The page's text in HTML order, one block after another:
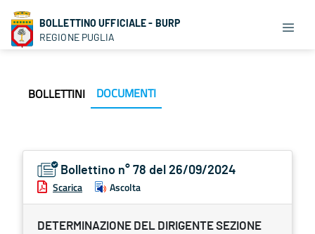
BOLLETTINO UFFICIALE - BURP
REGIONE PUGLIA
BOLLETTINI DOCUMENTI
Bollettino n° 78 del 26/09/2024
Scarica Ascolta
DETERMINAZIONE DEL DIRIGENTE SEZIONE